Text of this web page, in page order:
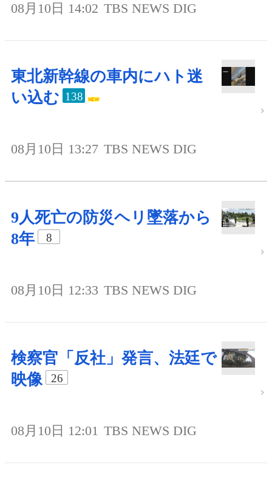
08月10日 14:02 TBS NEWS DIG
東北新幹線の車内にハト迷
い込む 138
08月10日 13:27 TBS NEWS DIG
9人死亡の防災ヘリ墜落から
8年
8
08月10日 12:33 TBS NEWS DIG
検察官「反社」発言、法廷で
映像
26
08月10日 12:01 TBS NEWS DIG